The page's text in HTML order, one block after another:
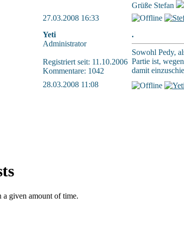
Grüße Stefan
27.03.2008 16:33
Yeti
Administrator
Registriert seit: 11.10.2006
Kommentare: 1042
.
Sowohl Pedy,
Partie ist,
damit
28.03.2008 11:08